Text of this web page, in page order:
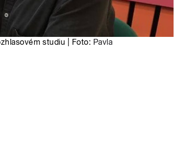
studiu | Foto: Pavla